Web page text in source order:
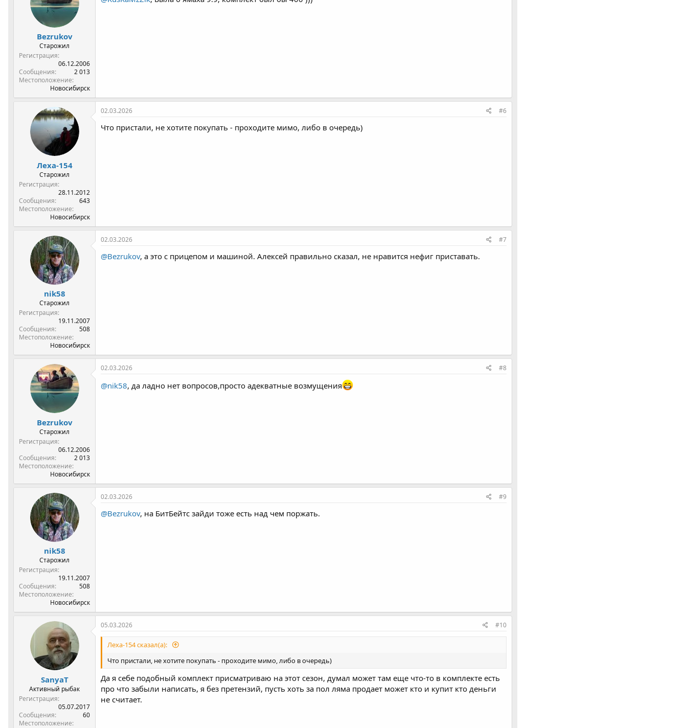
Bezrukov
Старожил
Регистрация
06.12.2006
Сообщения
2 013
Местоположение
Новосибирск
Леха-154
Старожил
Регистрация
28.11.2012
Сообщения
643
Местоположение
Новосибирск
02.03.2026 #6
Что пристали, не хотите покупать - проходите мимо, либо в очередь)
nik58
Старожил
Регистрация
19.11.2007
Сообщения
508
Местоположение
Новосибирск
02.03.2026 #7
@Bezrukov, а это с прицепом и машиной. Алексей правильно сказал, не нравится нефиг приставать.
Bezrukov
Старожил
Регистрация
06.12.2006
Сообщения
2 013
Местоположение
Новосибирск
02.03.2026 #8
@nik58, да ладно нет вопросов,просто адекватные возмущения
nik58
Старожил
Регистрация
19.11.2007
Сообщения
508
Местоположение
Новосибирск
02.03.2026 #9
@Bezrukov, на БитБейтс зайди тоже есть над чем поржать.
SanyaT
Активный рыбак
Регистрация
05.07.2017
Сообщения
60
Местоположение
05.03.2026 #10
Леха-154 сказал(а):
Что пристали, не хотите покупать - проходите мимо, либо в очередь)
Да я себе подобный комплект присматриваю на этот сезон, думал может там еще что-то в комплекте есть
про что забыли написать, я без претензий, пусть хоть за пол ляма продает может кто и купит кто деньги
не считает.